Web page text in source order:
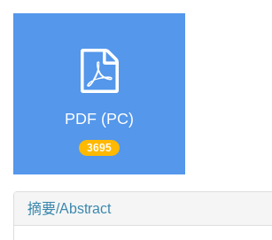
PDF (PC)
3695
摘要/Abstract